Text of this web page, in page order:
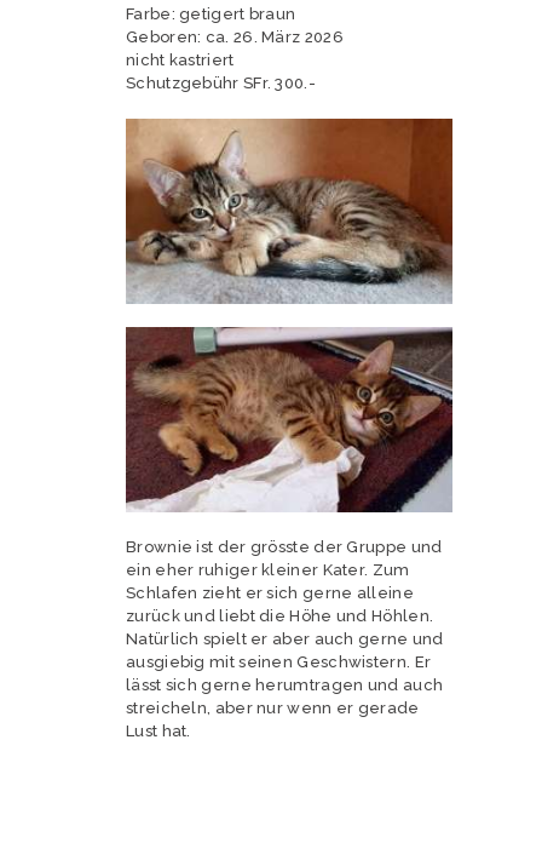
Farbe: getigert braun
Geboren: ca. 26. März 2026
nicht kastriert
Schutzgebühr SFr. 300.-
Brownie ist der grösste der Gruppe und
ein eher ruhiger kleiner Kater. Zum
Schlafen zieht er sich gerne alleine
zurück und liebt die Höhe und Höhlen.
Natürlich spielt er aber auch gerne und
ausgiebig mit seinen Geschwistern. Er
lässt sich gerne herumtragen und auch
streicheln, aber nur wenn er gerade
Lust hat.